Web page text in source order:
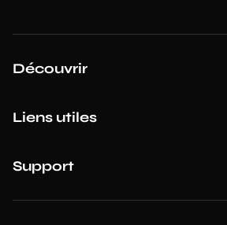
Découvrir
Liens utiles
Support